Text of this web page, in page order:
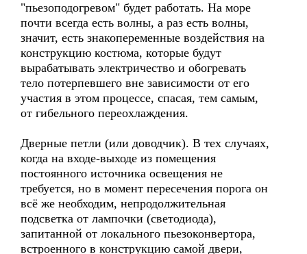
"пьезоподогревом" будет работать. На море
почти всегда есть волны, а раз есть волны,
значит, есть знакопеременные воздействия на
конструкцию костюма, которые будут
вырабатывать электричество и обогревать
тело потерпевшего вне зависимости от его
участия в этом процессе, спасая, тем самым,
от гибельного переохлаждения.
Дверные петли (или доводчик). В тех случаях,
когда на входе-выходе из помещения
постоянного источника освещения не
требуется, но в момент пересечения порога он
всё же необходим, непродолжительная
подсветка от лампочки (светодиода),
запитанной от локального пьезоконвертора,
встроенного в конструкцию самой двери,